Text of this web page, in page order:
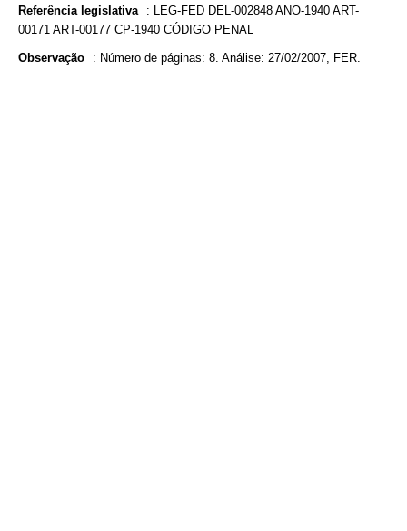
Referência legislativa : LEG-FED DEL-002848 ANO-1940 ART-
00171 ART-00177 CP-1940 CÓDIGO PENAL
Observação : Número de páginas: 8. Análise: 27/02/2007, FER.